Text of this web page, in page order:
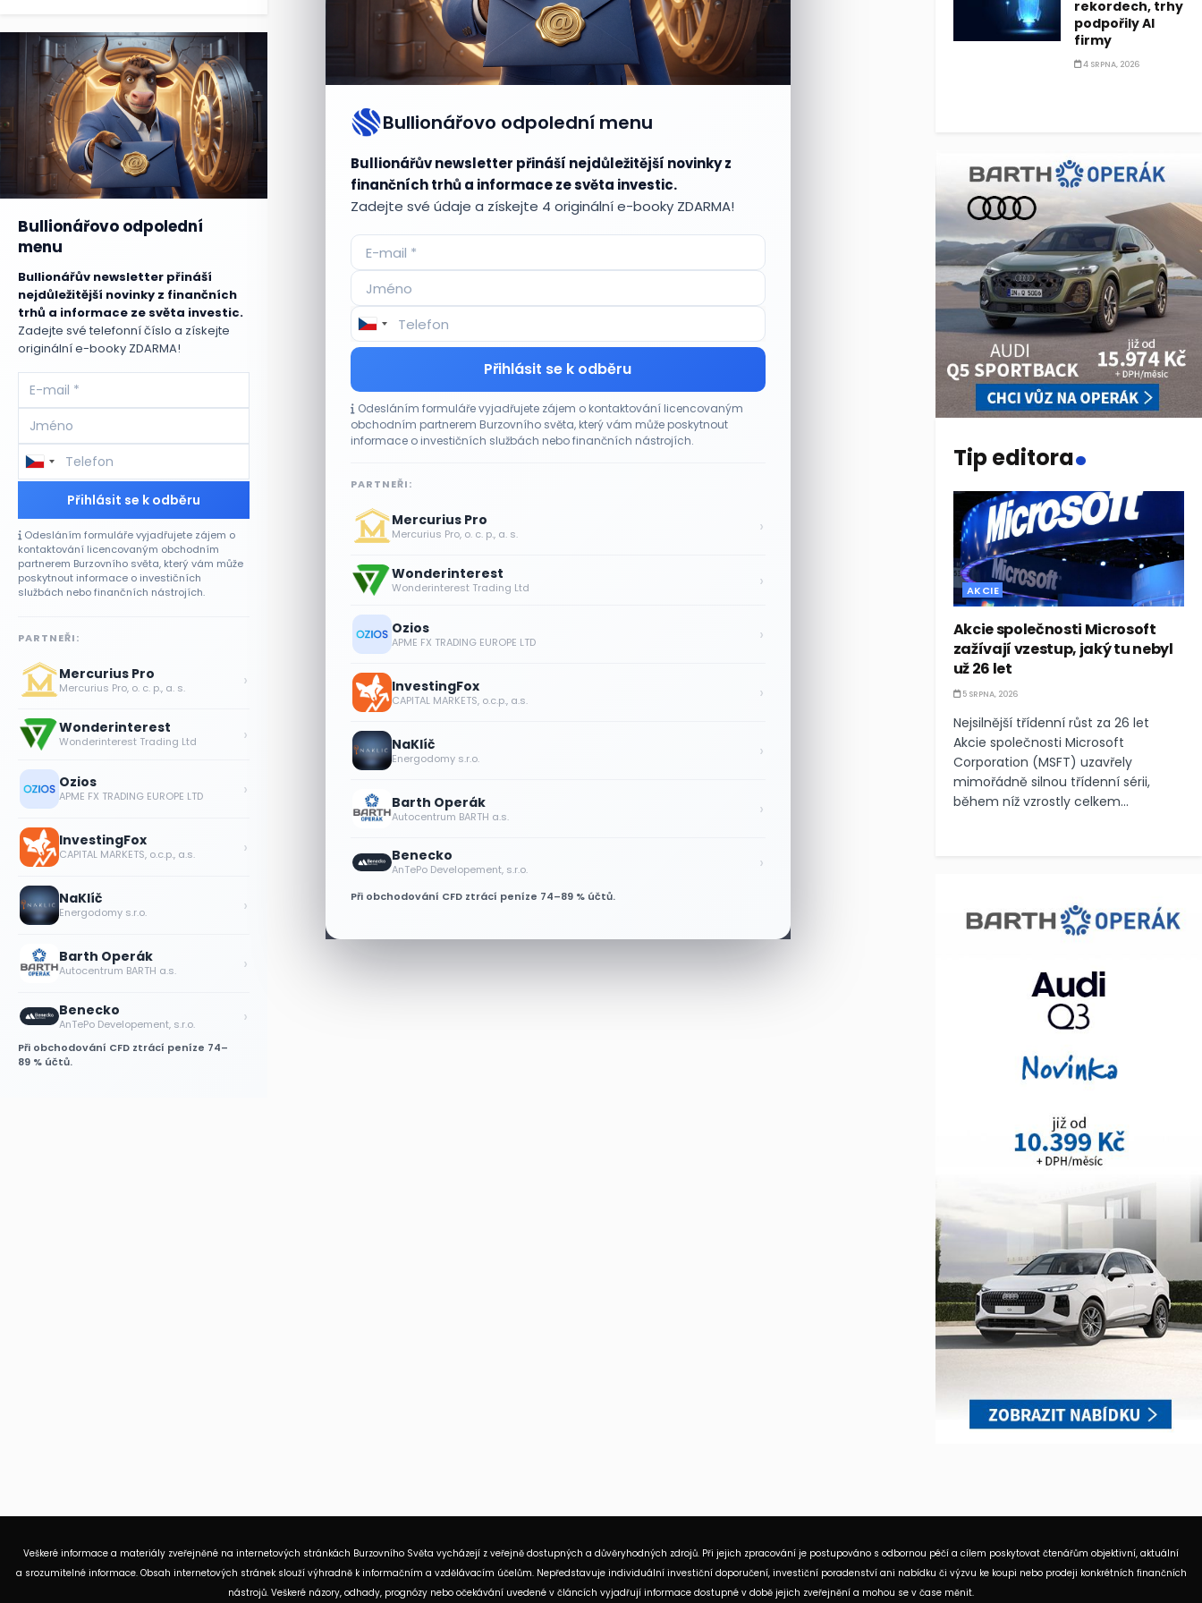
Bullionářovo odpolední menu
Bullionářův newsletter přináší nejdůležitější novinky z
finančních trhů a informace ze světa investic.
Zadejte své údaje a získejte 4 originální e-booky ZDARMA!
Přihlásit se k odběru
Odesláním formuláře vyjadřujete zájem o kontaktování licencovaným
obchodním partnerem Burzovního světa, který vám může poskytnout
informace o investičních službách nebo finančních nástrojích.
PARTNEŘI:
Mercurius Pro
Mercurius Pro, o. c. p., a. s. ›
Wonderinterest
Wonderinterest Trading Ltd ›
Ozios
APME FX TRADING EUROPE LTD ›
InvestingFox
CAPITAL MARKETS, o.c.p., a.s. ›
NaKlíč
Energodomy s.r.o. ›
Barth Operák
Autocentrum BARTH a.s. ›
Benecko
AnTePo Developement, s.r.o. ›
Při obchodování CFD ztrácí peníze 74–89 % účtů.
Bullionářovo odpolední
menu
Bullionářův newsletter přináší
nejdůležitější novinky z finančních
trhů a informace ze světa investic.
Zadejte své telefonní číslo a získejte
originální e-booky ZDARMA!
Přihlásit se k odběru
Odesláním formuláře vyjadřujete zájem o
kontaktování licencovaným obchodním
partnerem Burzovního světa, který vám může
poskytnout informace o investičních
službách nebo finančních nástrojích.
PARTNEŘI:
Mercurius Pro
Mercurius Pro, o. c. p., a. s. ›
Wonderinterest
Wonderinterest Trading Ltd ›
Ozios
APME FX TRADING EUROPE LTD ›
InvestingFox
CAPITAL MARKETS, o.c.p., a.s. ›
NaKlíč
Energodomy s.r.o. ›
Barth Operák
Autocentrum BARTH a.s. ›
Benecko
AnTePo Developement, s.r.o. ›
Při obchodování CFD ztrácí peníze 74–
89 % účtů.
rekordech, trhy
podpořily AI
firmy
4 SRPNA, 2026
Tip editora.
AKCIE
Akcie společnosti Microsoft
zažívají vzestup, jaký tu nebyl
už 26 let
5 SRPNA, 2026
Nejsilnější třídenní růst za 26 let
Akcie společnosti Microsoft
Corporation (MSFT) uzavřely
mimořádně silnou třídenní sérii,
během níž vzrostly celkem...
Veškeré informace a materiály zveřejněné na internetových stránkách Burzovního Světa vycházejí z veřejně dostupných a důvěryhodných zdrojů. Při jejich zpracování je postupováno s odbornou péčí a cílem poskytovat čtenářům objektivní, aktuální
a srozumitelné informace. Obsah internetových stránek slouží výhradně k informačním a vzdělávacím účelům. Nepředstavuje individuální investiční doporučení, investiční poradenství ani nabídku či výzvu ke koupi nebo prodeji konkrétních finančních
nástrojů. Veškeré názory, odhady, prognózy nebo očekávání uvedené v článcích vyjadřují informace dostupné v době jejich zveřejnění a mohou se v čase měnit.